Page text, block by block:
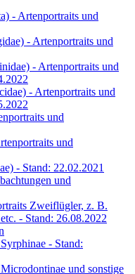
- Artenportraits und
- Artenportraits und
- Artenportraits und
- Artenportraits und
und
und
- Stand: 22.02.2021
und
Zweiflügler, z. B.
- Stand: 26.08.2022
- Stand:
und sonstige